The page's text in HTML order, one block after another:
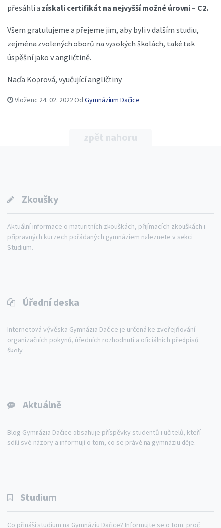
přesáhli a získali certifikát na nejvyšší možné úrovni – C2.
Všem gratulujeme a přejeme jim, aby byli v dalším studiu,
zejména zvolených oborů na vysokých školách, také tak
úspěšní jako v angličtině.
Naďa Koprová, vyučující angličtiny
Vloženo 24. 02. 2022 Od Gymnázium Dačice
zpět nahoru
Zkoušky
Aktuální informace o maturitních zkouškách, přijímacích zkouškách i
přípravných kurzech pořádaných gymnáziem naleznete v sekci
Studium.
Úřední deska
Internetová vývěska Gymnázia Dačice je určená ke zveřejňování
organizačních pokynů, úředních rozhodnutí a oficiálních předpisů
školy.
Aktuálně
Blog Gymnázia Dačice obsahuje příspěvky studentů i učitelů, kteří
sdílí své názory a informují o tom, co se právě na gymnáziu děje.
Studium
Co přináší studium na Gymnáziu Dačice? Informujte se o tom, proč